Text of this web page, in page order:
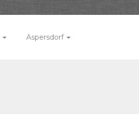
Aspersdorf